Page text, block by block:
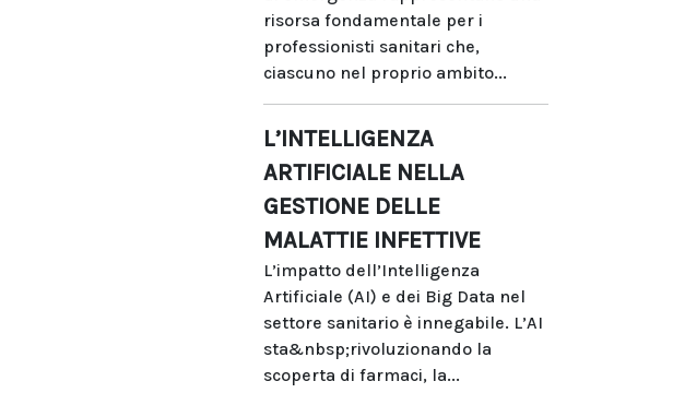
risorsa fondamentale per i
professionisti sanitari che,
ciascuno nel proprio ambito...
L’INTELLIGENZA
ARTIFICIALE NELLA
GESTIONE DELLE
MALATTIE INFETTIVE
L’impatto dell’Intelligenza
Artificiale (AI) e dei Big Data nel
settore sanitario è innegabile. L’AI
sta&nbsp;rivoluzionando la
scoperta di farmaci, la...